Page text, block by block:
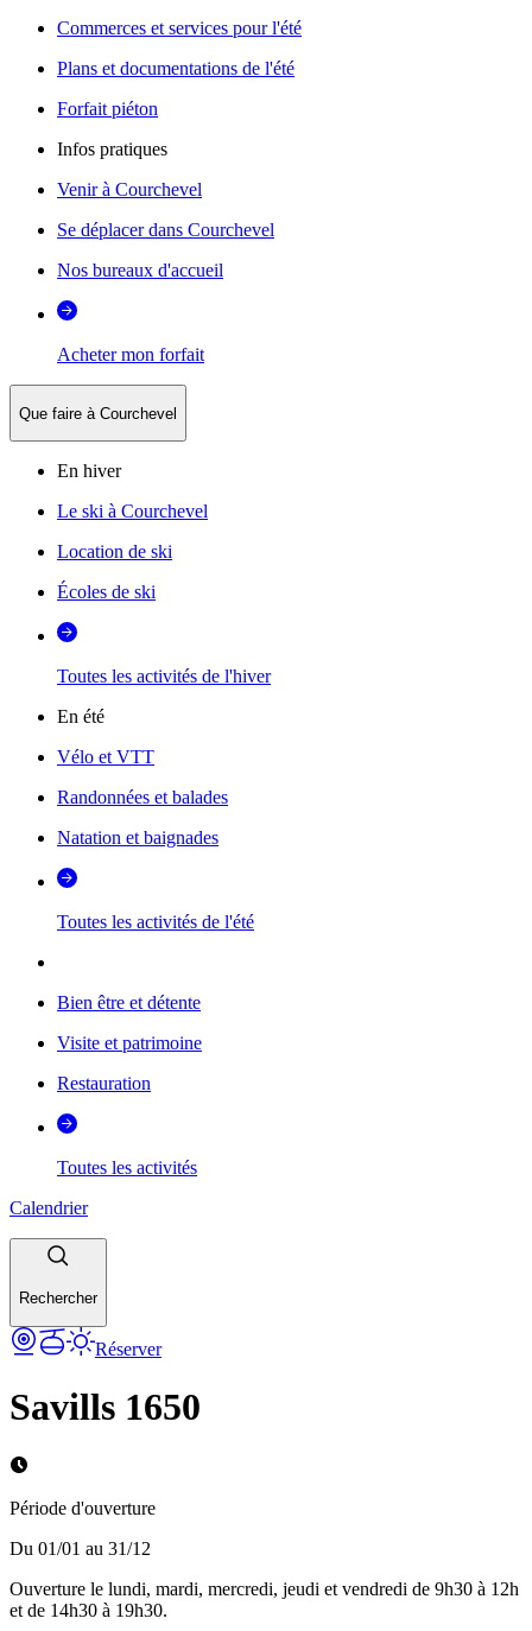
Commerces et services pour l'été
Plans et documentations de l'été
Forfait piéton
Infos pratiques
Venir à Courchevel
Se déplacer dans Courchevel
Nos bureaux d'accueil
Acheter mon forfait
Que faire à Courchevel
En hiver
Le ski à Courchevel
Location de ski
Écoles de ski
Toutes les activités de l'hiver
En été
Vélo et VTT
Randonnées et balades
Natation et baignades
Toutes les activités de l'été
Bien être et détente
Visite et patrimoine
Restauration
Toutes les activités
Calendrier
Rechercher
Réserver
Savills 1650
Période d'ouverture
Du 01/01 au 31/12
Ouverture le lundi, mardi, mercredi, jeudi et vendredi de 9h30 à 12h
et de 14h30 à 19h30.